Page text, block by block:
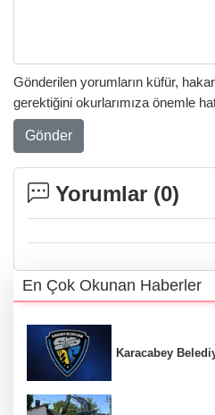
Gönderilen yorumların küfür,
gerektiğini okurlarımıza önemle
Gönder
Yorumlar (0)
En Çok Okunan Haberler
Karacabey